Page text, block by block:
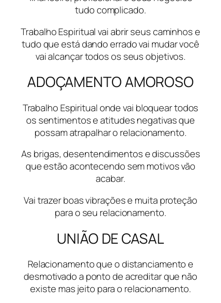
tudo complicado.
Trabalho Espiritual vai abrir seus caminhos e
tudo que está dando errado vai mudar você
vai alcançar todos os seus objetivos.
ADOÇAMENTO AMOROSO
Trabalho Espiritual onde vai bloquear todos
os sentimentos e atitudes negativas que
possam atrapalhar o relacionamento.
As brigas, desentendimentos e discussões
que estão acontecendo sem motivos vão
acabar.
Vai trazer boas vibrações e muita proteção
para o seu relacionamento.
UNIÃO DE CASAL
Relacionamento que o distanciamento e
desmotivado a ponto de acreditar que não
existe mas jeito para o relacionamento.